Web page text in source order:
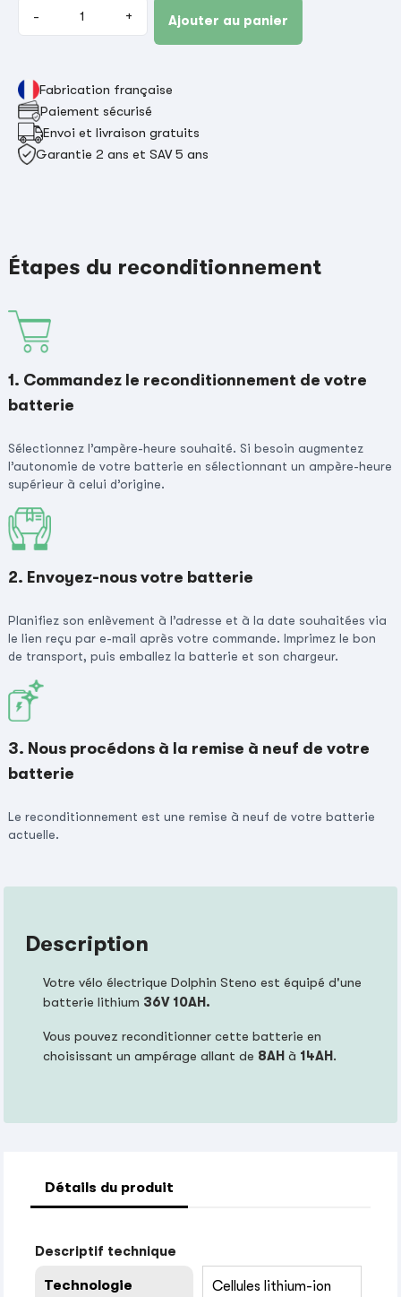
- + Ajouter au panier
Fabrication française
Paiement sécurisé
Envoi et livraison gratuits
Garantie 2 ans et SAV 5 ans
Étapes du reconditionnement
1. Commandez le reconditionnement de votre
batterie
Sélectionnez l’ampère-heure souhaité. Si besoin augmentez
l’autonomie de votre batterie en sélectionnant un ampère-heure
supérieur à celui d’origine.
2. Envoyez-nous votre batterie
Planifiez son enlèvement à l’adresse et à la date souhaitées via
le lien reçu par e-mail après votre commande. Imprimez le bon
de transport, puis emballez la batterie et son chargeur.
3. Nous procédons à la remise à neuf de votre
batterie
Le reconditionnement est une remise à neuf de votre batterie
actuelle.
Description
Votre vélo électrique Dolphin Steno est équipé d'une
batterie lithium 36V 10AH.
Vous pouvez reconditionner cette batterie en
choisissant un ampérage allant de 8AH à 14AH.
Détails du produit
Descriptif technique
Technologie Cellules lithium-ion